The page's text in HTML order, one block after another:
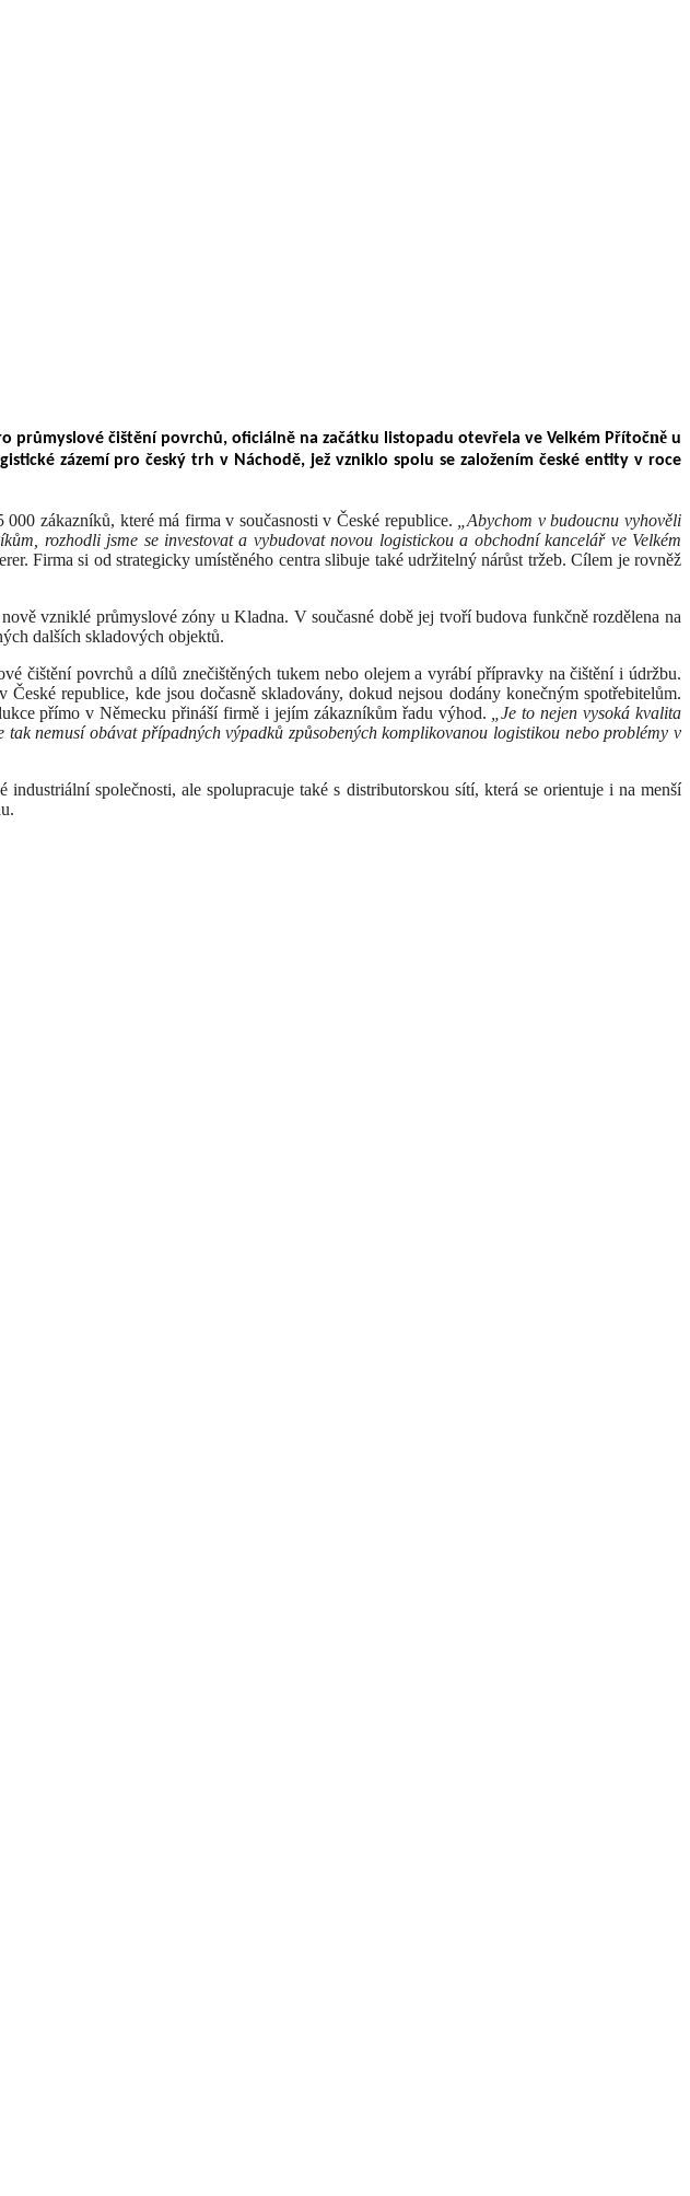
průmyslové čištění povrchů, oficiálně na začátku listopadu otevřela ve Velkém Přítočně u
zázemí pro český trh v Náchodě, jež vzniklo spolu se založením české entity v roce
zákazníků, které má firma v současnosti v České republice.
„Abychom v budoucnu vyhověli
rozhodli jsme se investovat a vybudovat novou logistickou a obchodní kancelář ve Velkém
Firma si od strategicky umístěného centra slibuje také udržitelný nárůst tržeb. Cílem je rovněž
vzniklé průmyslové zóny u Kladna. V současné době jej tvoří budova funkčně rozdělena na
dalších skladových objektů.
čištění povrchů a dílů znečištěných tukem nebo olejem a vyrábí přípravky na čištění i údržbu.
republice, kde jsou dočasně skladovány, dokud nejsou dodány konečným spotřebitelům.
přímo v Německu přináší firmě i jejím zákazníkům řadu výhod.
„Je to nejen vysoká kvalita
nemusí obávat případných výpadků způsobených komplikovanou logistikou nebo problémy v
společnosti, ale spolupracuje také s distributorskou sítí, která se orientuje i na menší